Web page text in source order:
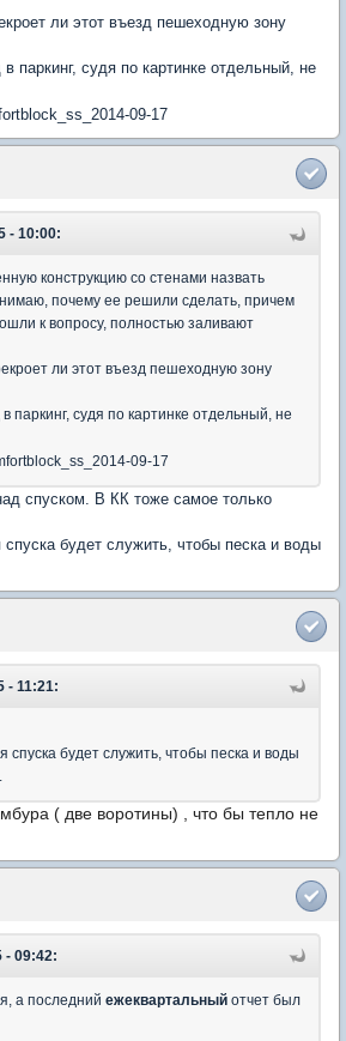
ли этот въезд пешеходную зону
паркинг, судя по картинке отдельный, не
- 10:00:
конструкцию со стенами назвать
почему ее решили сделать, причем
к вопросу, полностью заливают
ли этот въезд пешеходную зону
паркинг, судя по картинке отдельный, не
спуском. В КК тоже самое только
будет служить, чтобы песка и воды
- 11:21:
спуска будет служить, чтобы песка и воды
( две воротины) , что бы тепло не
- 09:42:
а последний ежеквартальный отчет был